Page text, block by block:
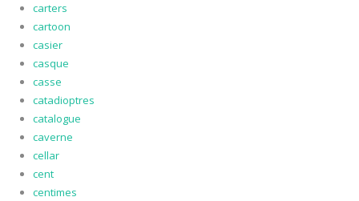
carters
cartoon
casier
casque
casse
catadioptres
catalogue
caverne
cellar
cent
centimes